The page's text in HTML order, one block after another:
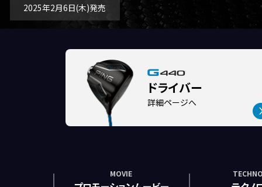
2025年2月6日(木)発売
ドライバー
詳細ページへ
MOVIE